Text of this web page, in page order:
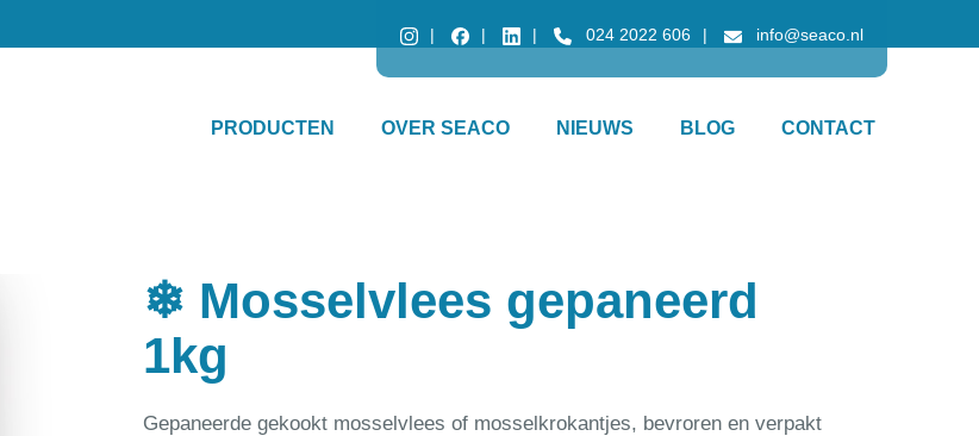
024 2022 606 info@seaco.nl
PRODUCTEN OVER SEACO NIEUWS BLOG CONTACT
❄ Mosselvlees gepaneerd
1kg
Gepaneerde gekookt mosselvlees of mosselkrokantjes, bevroren en verpakt